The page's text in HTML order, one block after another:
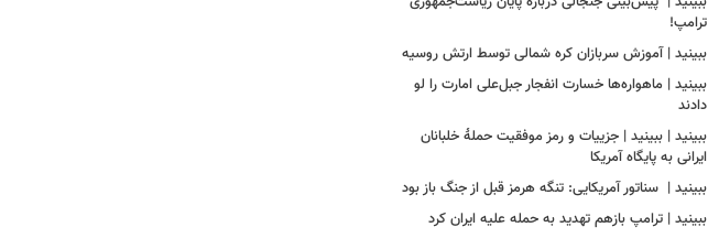
ترامپ!
ببینید | آموزش سربازان کره شمالی توسط ارتش روسیه
ببینید | ماهواره‌ها خسارت انفجار جبل‌علی امارت را لو
دادند
ببینید | ببینید | جزییات و رمز موفقیت حملۀ خلبانان
ایرانی به پایگاه آمریکا
ببینید | ‏ سناتور آمریکایی: تنگه هرمز قبل از جنگ باز بود
ببینید | ترامپ بازهم تهدید به حمله علیه ایران کرد